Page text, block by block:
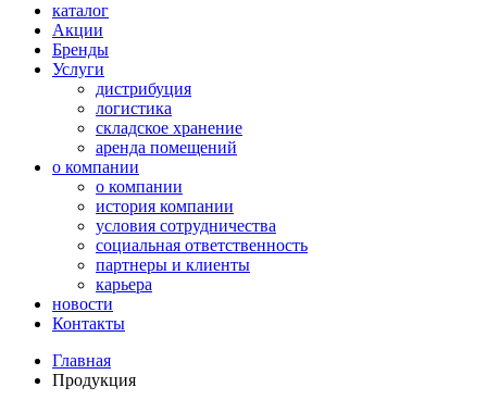
каталог
Акции
Бренды
Услуги
дистрибуция
логистика
складское хранение
аренда помещений
о компании
о компании
история компании
условия сотрудничества
социальная ответственность
партнеры и клиенты
карьера
новости
Контакты
Главная
Продукция